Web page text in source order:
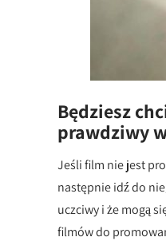
Będziesz
prawdziwy
Jeśli film nie jest
następnie idź do
uczciwy i że mogą
filmów do